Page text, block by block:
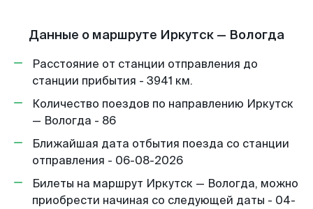
Данные о маршруте Иркутск — Вологда
Расстояние от станции отправления до
станции прибытия - 3941 км.
Количество поездов по направлению Иркутск
— Вологда - 86
Ближайшая дата отбытия поезда со станции
отправления - 06-08-2026
Билеты на маршрут Иркутск — Вологда, можно
приобрести начиная со следующей даты - 04-